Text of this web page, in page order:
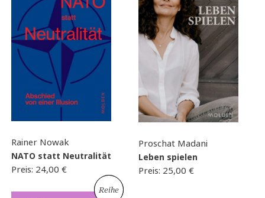
Rainer Nowak
NATO statt Neutralität
Preis: 24,00 €
Proschat Madani
Leben spielen
Preis: 25,00 €
Neu
Reihe